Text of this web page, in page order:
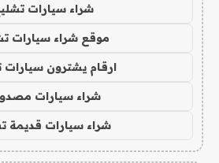
شراء سيارات
موقع شراء سيارات
ارقام يشترون سيارات
شراء سيارات
شراء سيارات قديمة